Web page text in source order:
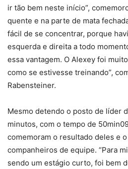
ir tão bem neste início”,
quente e na parte de mata
fácil de se concentrar, porque
esquerda e direita a todo
essa vantagem. O Alexey foi
como se estivesse treinando”,
Rabensteiner.
Mesmo detendo o posto de líder
minutos, com o tempo de
comemoram o resultado deles e
companheiros de equipe. “Para
sendo um estágio curto, foi bem